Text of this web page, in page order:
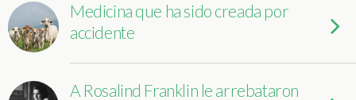
Medicina que ha sido creada por
accidente
A Rosalind Franklin le arrebataron